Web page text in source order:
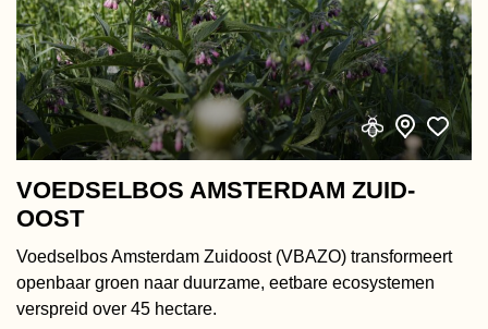
VOEDSELBOS AMSTERDAM ZUID-
OOST
Voedselbos Amsterdam Zuidoost (VBAZO) transformeert
openbaar groen naar duurzame, eetbare ecosystemen
verspreid over 45 hectare.